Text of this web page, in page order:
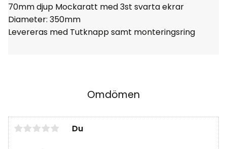
70mm djup Mockaratt med 3st svarta ekrar
Diameter: 350mm
Levereras med Tutknapp samt monteringsring
Omdömen
Du